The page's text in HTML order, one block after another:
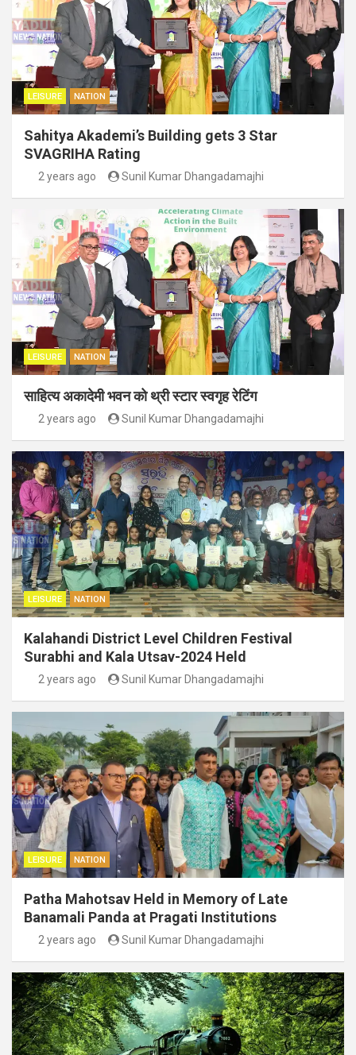
LEISURE NATION
Sahitya Akademi’s Building gets 3 Star
SVAGRIHA Rating
2 years ago Sunil Kumar Dhangadamajhi
LEISURE NATION
साहित्य अकादेमी भवन को थ्री स्टार स्वगृह रेटिंग
2 years ago Sunil Kumar Dhangadamajhi
LEISURE NATION
Kalahandi District Level Children Festival
Surabhi and Kala Utsav-2024 Held
2 years ago Sunil Kumar Dhangadamajhi
LEISURE NATION
Patha Mahotsav Held in Memory of Late
Banamali Panda at Pragati Institutions
2 years ago Sunil Kumar Dhangadamajhi